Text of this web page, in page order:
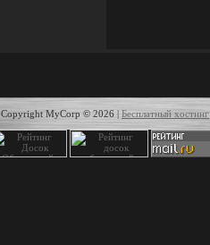
Copyright MyCorp © 2026 | Бесплатный хостинг